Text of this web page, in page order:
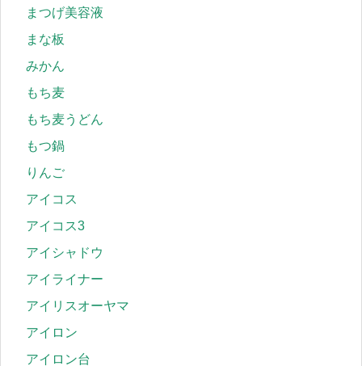
まつげ美容液
まな板
みかん
もち麦
もち麦うどん
もつ鍋
りんご
アイコス
アイコス3
アイシャドウ
アイライナー
アイリスオーヤマ
アイロン
アイロン台